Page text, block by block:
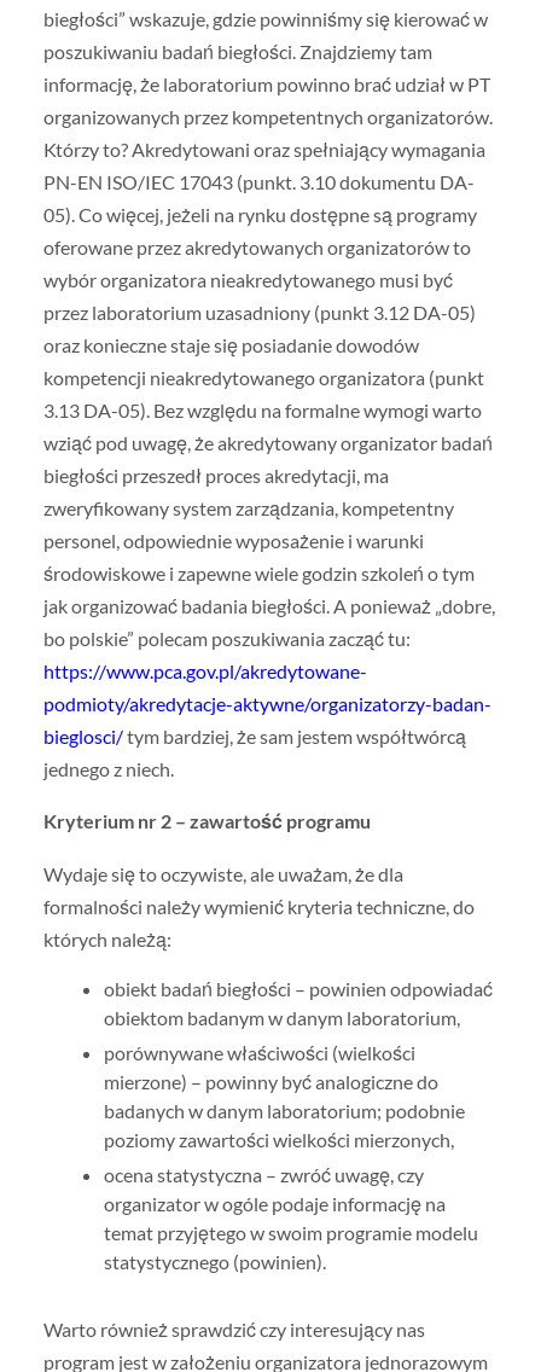
biegłości” wskazuje, gdzie powinniśmy się kierować w
poszukiwaniu badań biegłości. Znajdziemy tam
informację, że laboratorium powinno brać udział w PT
organizowanych przez kompetentnych organizatorów.
Którzy to? Akredytowani oraz spełniający wymagania
PN-EN ISO/IEC 17043 (punkt. 3.10 dokumentu DA-
05). Co więcej, jeżeli na rynku dostępne są programy
oferowane przez akredytowanych organizatorów to
wybór organizatora nieakredytowanego musi być
przez laboratorium uzasadniony (punkt 3.12 DA-05)
oraz konieczne staje się posiadanie dowodów
kompetencji nieakredytowanego organizatora (punkt
3.13 DA-05). Bez względu na formalne wymogi warto
wziąć pod uwagę, że akredytowany organizator badań
biegłości przeszedł proces akredytacji, ma
zweryfikowany system zarządzania, kompetentny
personel, odpowiednie wyposażenie i warunki
środowiskowe i zapewne wiele godzin szkoleń o tym
jak organizować badania biegłości. A ponieważ „dobre,
bo polskie” polecam poszukiwania zacząć tu:
https://www.pca.gov.pl/akredytowane-
podmioty/akredytacje-aktywne/organizatorzy-badan-
bieglosci/tym bardziej, że sam jestem współtwórcą
jednego z niech.
Kryterium nr 2 – zawartość programu
Wydaje się to oczywiste, ale uważam, że dla
formalności należy wymienić kryteria techniczne, do
których należą:
obiekt badań biegłości – powinien odpowiadać
obiektom badanym w danym laboratorium,
porównywane właściwości (wielkości
mierzone) – powinny być analogiczne do
badanych w danym laboratorium; podobnie
poziomy zawartości wielkości mierzonych,
ocena statystyczna – zwróć uwagę, czy
organizator w ogóle podaje informację na
temat przyjętego w swoim programie modelu
statystycznego (powinien).
Warto również sprawdzić czy interesujący nas
program jest w założeniu organizatora jednorazowym